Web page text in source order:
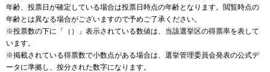
年齢、投票日が確定している場合は投票日時点の年齢となります。閲覧時点の
年齢とは異なる場合がございますので予めご了承ください。
※投票数の下に「（）」表示されている数値は、当該選挙区の得票率を表して
います。
※掲載されている得票数で小数点がある場合は、選挙管理委員会発表の公式デ
ータに準拠し、按分された数字になります。